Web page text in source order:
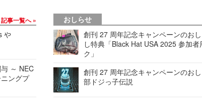
記事一覧へ
や
～ NEC
ングプ
おしらせ
創刊 27 周年記念キャンペーンのお
し特典「Black Hat USA 2025 参加者
ク」
創刊 27 周年記念キャンペーンのお
部ドジっ子伝説